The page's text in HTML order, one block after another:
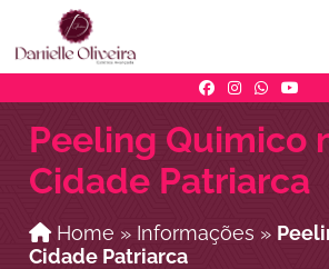
Peeling Quimico
Cidade Patriarca
Home » Informações »
Cidade Patriarca